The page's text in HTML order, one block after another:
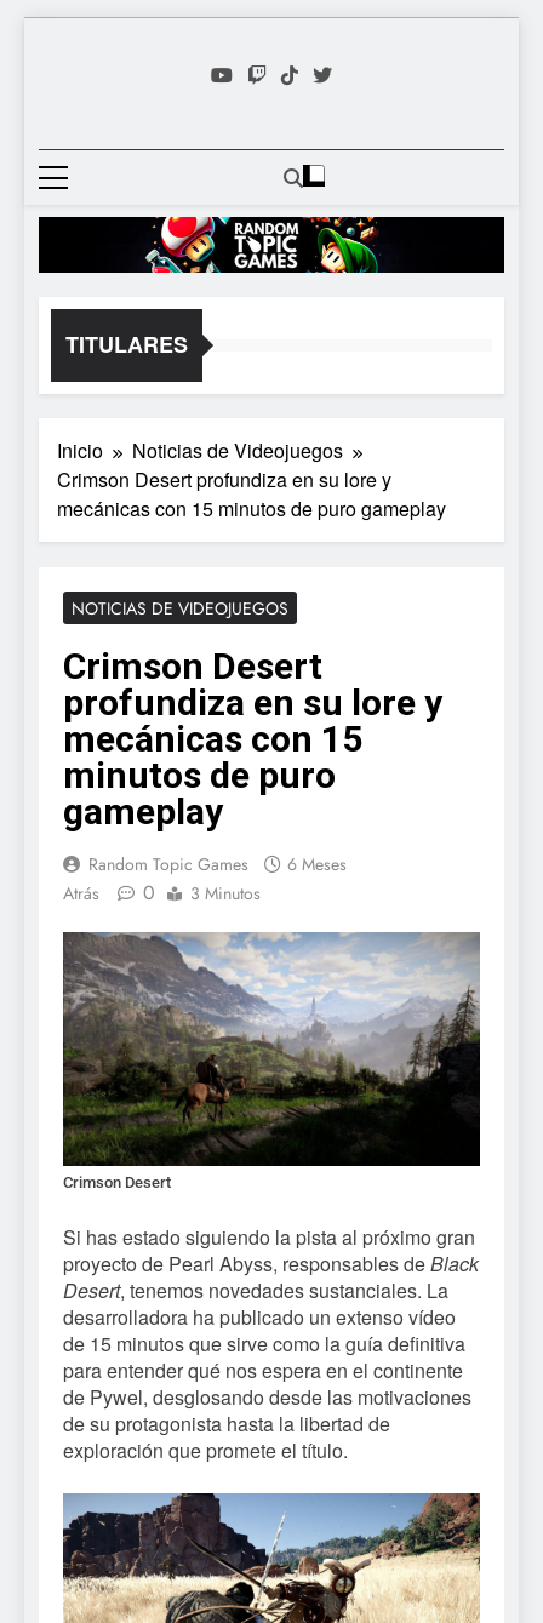
Random
Games
Videojuego Favorito
TITULARES
Inicio
Noticias de Videojuegos
Crimson Desert profundiza en su lore y
mecánicas con 15 minutos de puro gameplay
NOTICIAS DE VIDEOJUEGOS
Crimson Desert
profundiza en su lore y
mecánicas con 15
minutos de puro
gameplay
Random Topic Games
6 Meses
Atrás
0 3 Minutos
Crimson Desert
Si has estado siguiendo la pista al próximo gran
proyecto de Pearl Abyss, responsables deBlack
Desert, tenemos novedades sustanciales. La
desarrolladora ha publicado un extenso vídeo
de 15 minutos que sirve como la guía definitiva
para entender qué nos espera en el continente
de Pywel, desglosando desde las motivaciones
de su protagonista hasta la libertad de
exploración que promete el título.